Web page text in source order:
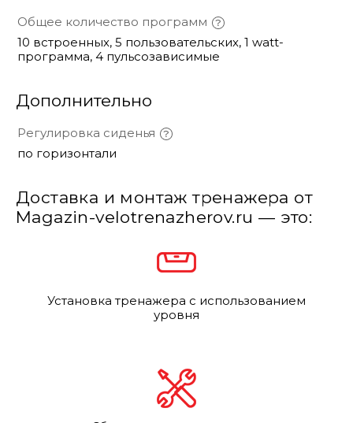
Общее количество программ
10 встроенных, 5 пользовательских, 1 watt-
программа, 4 пульсозависимые
Дополнительно
Регулировка сиденья
по горизонтали
Доставка и монтаж тренажера от
Magazin-velotrenazherov.ru — это:
Установка тренажера с использованием
уровня